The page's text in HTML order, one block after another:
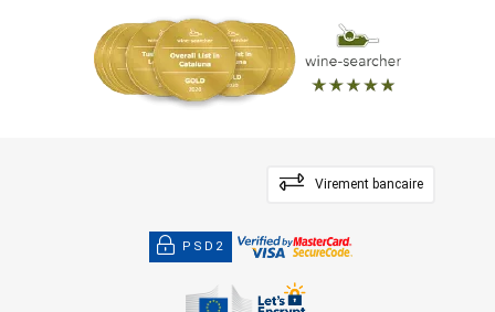
Virement bancaire
PSD2